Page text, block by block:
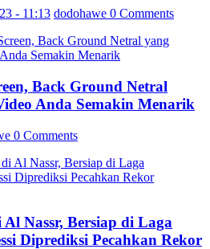
- 11:13 dodohawe 0 Comments
Back Ground Netral
Anda Semakin Menarik
0 Comments
Nassr, Bersiap di Laga
Diprediksi Pecahkan Rekor